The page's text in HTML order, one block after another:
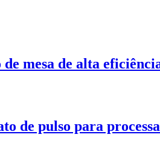
mesa de alta
de pulso para